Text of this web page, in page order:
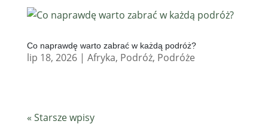
Co naprawdę warto zabrać w każdą podróż?
lip 18, 2026| Afryka, Podróż, Podróże
« Starsze wpisy